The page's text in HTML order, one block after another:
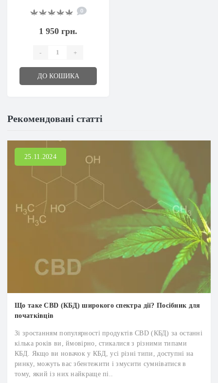
Neutral 10 мл
0
1 950 грн.
- +
ДО КОШИКА
Рекомендовані статті
25.11.2024
Що таке CBD (КБД) широкого спектра дії? Посібник для
початківців
Зі зростанням популярності продуктів CBD (КБД) за останні
кілька років ви, ймовірно, стикалися з різними типами
КБД. Якщо ви новачок у КБД, усі різні типи, доступні на
ринку, можуть вас збентежити і змусити сумніватися в
тому, який із них найкраще пі..